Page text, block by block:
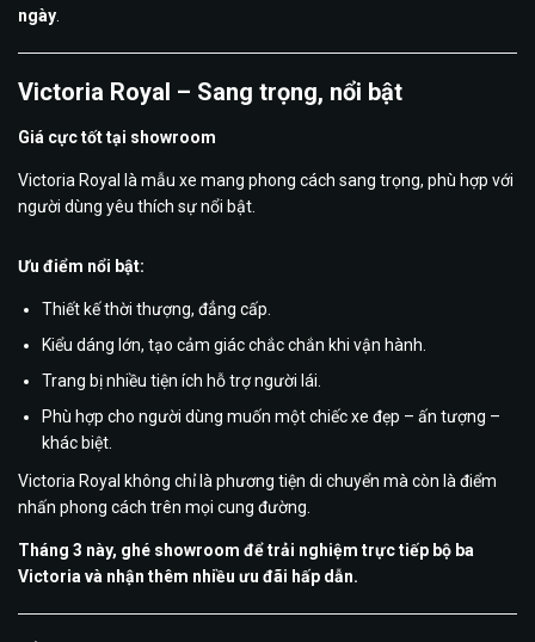
ngày
Victoria Royal – Sang trọng, nổi bật
Giá cực tốt tại showroom
Victoria Royal
là mẫu xe mang phong cách sang trọng, phù hợp với
người dùng yêu thích sự nổi bật.
Ưu điểm nổi bật:
Thiết kế thời thượng, đẳng cấp.
Kiểu dáng lớn, tạo cảm giác chắc chắn khi vận hành.
Trang bị nhiều tiện ích hỗ trợ người lái.
Phù hợp cho người dùng muốn một chiếc xe đẹp – ấn tượng –
khác biệt.
Victoria Royal không chỉ là phương tiện di chuyển mà còn là điểm
nhấn phong cách trên mọi cung đường.
Tháng 3 này, ghé showroom để trải nghiệm trực tiếp bộ ba
Victoria và nhận thêm nhiều ưu đãi hấp dẫn.